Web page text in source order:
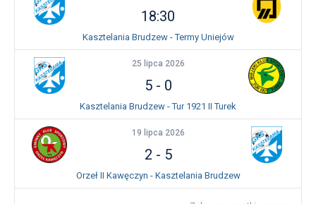
18:30
Kasztelania Brudzew - Termy Uniejów
25 lipca 2026
5- 0
Kasztelania Brudzew - Tur 1921 II Turek
19 lipca 2026
2 - 5
Orzeł II Kawęczyn - Kasztelania Brudzew